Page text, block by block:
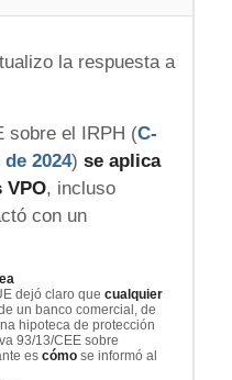
la respuesta a
sobre el IRPH (C-
2024) se aplica
VPO, incluso
con un
dejó claro que cualquier
un banco comercial, de
hipoteca de protección
93/13/CEE sobre
es cómose informó al